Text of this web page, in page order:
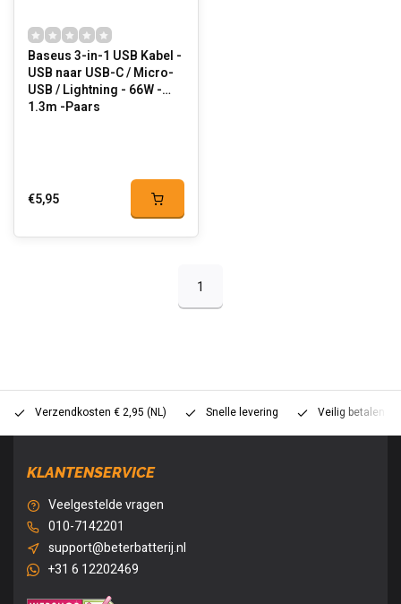
Baseus 3-in-1 USB Kabel -
USB naar USB-C / Micro-
USB / Lightning - 66W -
1.3m -Paars
€5,95
1
Verzendkosten € 2,95 (NL) Snelle levering Veilig betalen
KLANTENSERVICE
Veelgestelde vragen
010-7142201
support@beterbatterij.nl
+31 6 12202469